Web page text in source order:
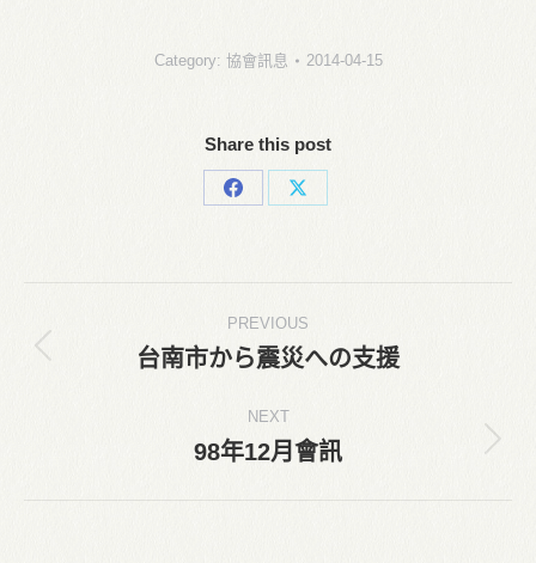
Category: 協會訊息 2014-04-15
Share this post
Share
Share
navigation
PREVIOUS
Previous
台南市から震災への支援
NEXT
Next
98年12月會訊